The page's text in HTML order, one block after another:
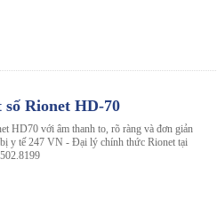
Rionet HD-70
HD70 với âm thanh to, rõ ràng và đơn giản
y tế 247 VN - Đại lý chính thức Rionet tại